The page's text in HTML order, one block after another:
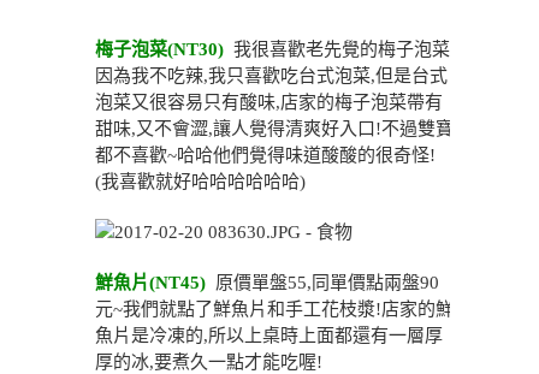
梅子泡菜(NT30) 我很喜歡老先覺的梅子泡菜,
因為我不吃辣,我只喜歡吃台式泡菜,但是台式
泡菜又很容易只有酸味,店家的梅子泡菜帶有
甜味,又不會澀,讓人覺得清爽好入口!不過雙寶
都不喜歡~哈哈他們覺得味道酸酸的很奇怪!
(我喜歡就好哈哈哈哈哈哈)
鮮魚片(NT45) 原價單盤55,同單價點兩盤90
元~我們就點了鮮魚片和手工花枝漿!店家的鮮
魚片是冷凍的,所以上桌時上面都還有一層厚
厚的冰,要煮久一點才能吃喔!